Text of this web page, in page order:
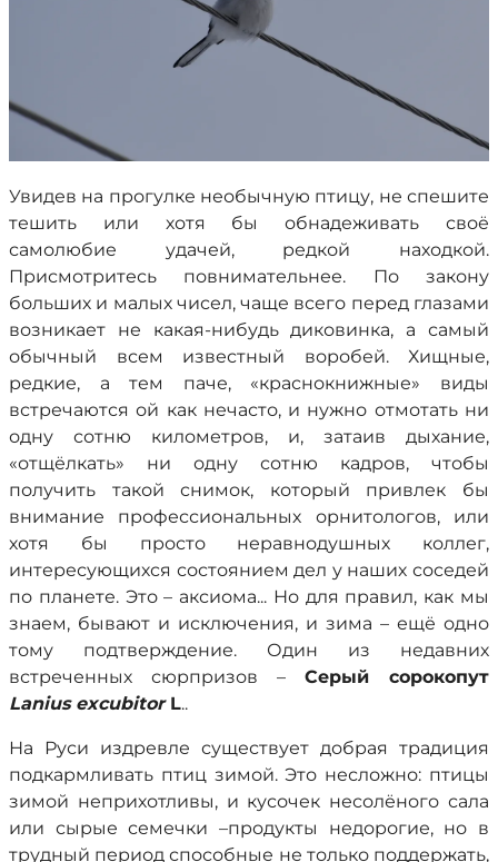
Увидев на прогулке необычную птицу, не спешите
тешить или хотя бы обнадеживать своё
самолюбие удачей, редкой находкой.
Присмотритесь повнимательнее. По закону
больших и малых чисел, чаще всего перед глазами
возникает не какая-нибудь диковинка, а самый
обычный всем известный воробей. Хищные,
редкие, а тем паче, «краснокнижные» виды
встречаются ой как нечасто, и нужно отмотать ни
одну сотню километров, и, затаив дыхание,
«отщёлкать» ни одну сотню кадров, чтобы
получить такой снимок, который привлек бы
внимание профессиональных орнитологов, или
хотя бы просто неравнодушных коллег,
интересующихся состоянием дел у наших соседей
по планете. Это – аксиома... Но для правил, как мы
знаем, бывают и исключения, и зима – ещё одно
тому подтверждение. Один из недавних
встреченных сюрпризов – Серый сорокопут
Lanius excubitor L..
На Руси издревле существует добрая традиция
подкармливать птиц зимой. Это несложно: птицы
зимой неприхотливы, и кусочек несолёного сала
или сырые семечки –продукты недорогие, но в
трудный период способные не только поддержать,